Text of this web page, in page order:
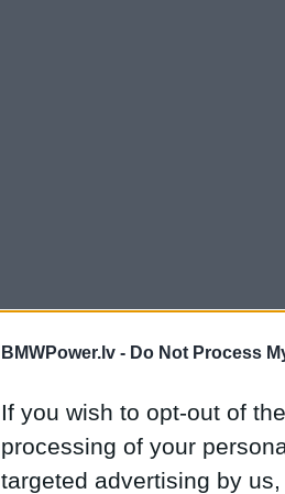
BMWPower.lv - Do Not Process
If you wish to opt-out of
processing of your
targeted advertising by